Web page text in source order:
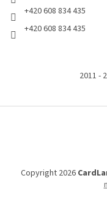
+420 608 834 435
+420 608 834 435
2011 -
Copyright 2026